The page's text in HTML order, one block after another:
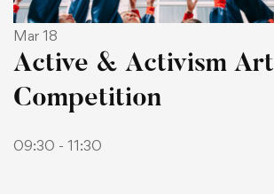
Mar 18
Active & Activism Art
Competition
09:30 - 11:30